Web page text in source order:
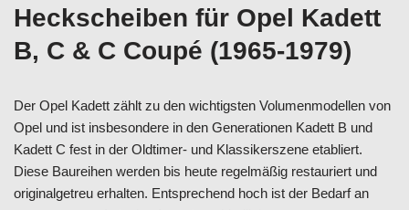
Heckscheiben für Opel Kadett
B, C & C Coupé (1965-1979)
Der Opel Kadett zählt zu den wichtigsten Volumenmodellen von
Opel und ist insbesondere in den Generationen Kadett B und
Kadett C fest in der Oldtimer- und Klassikerszene etabliert.
Diese Baureihen werden bis heute regelmäßig restauriert und
originalgetreu erhalten. Entsprechend hoch ist der Bedarf an